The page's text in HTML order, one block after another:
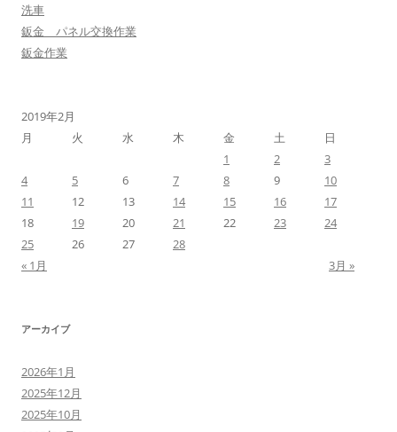
洗車
鈑金 パネル交換作業
鈑金作業
2019年2月
月
火 水 木 金 土
日
1
2
3
4
5 6 7 8 9
10
11
12 13 14 15 16
17
18
19 20 21 22 23
24
25
26 27
28
« 1月
3月 »
アーカイブ
2026年1月
2025年12月
2025年10月